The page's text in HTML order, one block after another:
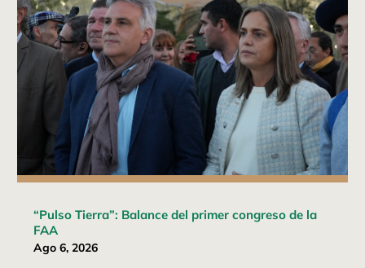
“Pulso Tierra”: Balance del primer congreso de la
FAA
Ago 6, 2026